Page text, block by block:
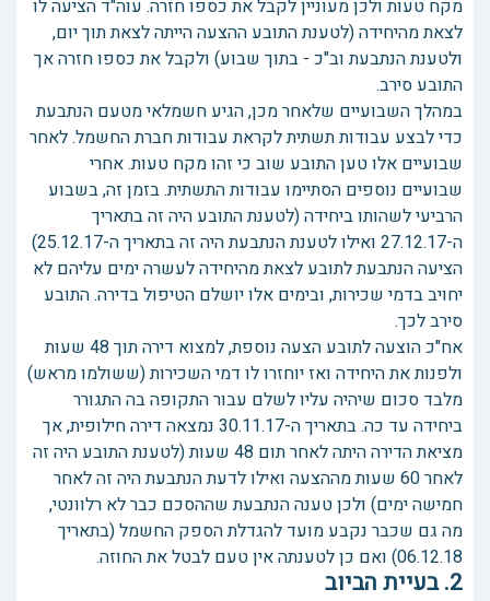
מקח טעות ולכן מעוניין לקבל את כספו חזרה. עוה"ד הציעה לו
לצאת מהיחידה (לטענת התובע ההצעה הייתה לצאת תוך יום,
ולטענת הנתבעת וב"כ - בתוך שבוע) ולקבל את כספו חזרה אך
התובע סירב.
במהלך השבועיים שלאחר מכן, הגיע חשמלאי מטעם הנתבעת
כדי לבצע עבודות תשתית לקראת עבודות חברת החשמל. לאחר
שבועיים אלו טען התובע שוב כי זהו מקח טעות. אחרי
שבועיים נוספים הסתיימו עבודות התשתית. בזמן זה, בשבוע
הרביעי לשהותו ביחידה (לטענת התובע היה זה בתאריך
ה-27.12.17 ואילו לטענת הנתבעת היה זה בתאריך ה-25.12.17)
הציעה הנתבעת לתובע לצאת מהיחידה לעשרה ימים עליהם לא
יחויב בדמי שכירות, ובימים אלו יושלם הטיפול בדירה. התובע
סירב לכך.
אח"כ הוצעה לתובע הצעה נוספת, למצוא דירה תוך 48 שעות
ולפנות את היחידה ואז יוחזרו לו דמי השכירות (ששולמו מראש)
מלבד סכום שיהיה עליו לשלם עבור התקופה בה התגורר
ביחידה עד כה. בתאריך ה-30.11.17 נמצאה דירה חילופית, אך
מציאת הדירה היתה לאחר תום 48 שעות (לטענת התובע היה זה
לאחר 60 שעות מההצעה ואילו לדעת הנתבעת היה זה לאחר
חמישה ימים) ולכן טענה הנתבעת שההסכם כבר לא רלוונטי,
מה גם שכבר נקבע מועד להגדלת הספק החשמל (בתאריך
06.12.18) ואם כן לטענתה אין טעם לבטל את החוזה.
2. בעיית הביוב